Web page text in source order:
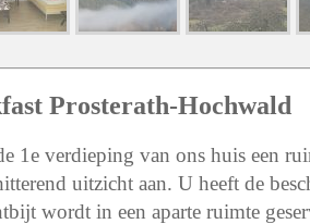
Prosterath-Hochwald
1e verdieping van ons huis een
uitzicht aan. U heeft de
wordt in een aparte ruimte